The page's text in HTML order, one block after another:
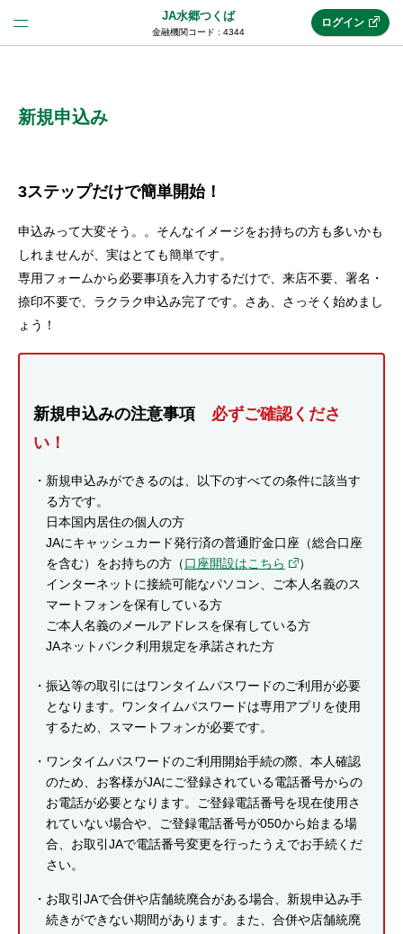
JA水郷つくば
金融機関コード : 4344
メリット
機能・サービス
セキュリティ
使い方
困った時は
ログイン
新規申込み
3ステップだけで簡単開始！
申込みって大変そう。。そんなイメージをお持ちの方も多いかも
しれませんが、実はとても簡単です。
専用フォームから必要事項を入力するだけで、来店不要、署名・
捺印不要で、ラクラク申込み完了です。さあ、さっそく始めまし
ょう！
新規申込みの注意事項 必ずご確認くださ
い！
新規申込みができるのは、以下のすべての条件に該当す
る方です。
日本国内居住の個人の方
JAにキャッシュカード発行済の普通貯金口座（総合口座
を含む）をお持ちの方（口座開設はこちら
）
インターネットに接続可能なパソコン、ご本人名義のス
マートフォンを保有している方
ご本人名義のメールアドレスを保有している方
JAネットバンク利用規定を承諾された方
振込等の取引にはワンタイムパスワードのご利用が必要
となります。ワンタイムパスワードは専用アプリを使用
するため、スマートフォンが必要です。
ワンタイムパスワードのご利用開始手続の際、本人確認
のため、お客様がJAにご登録されている電話番号からの
お電話が必要となります。ご登録電話番号を現在使用さ
れていない場合や、ご登録電話番号が050から始まる場
合、お取引JAで電話番号変更を行ったうえでお手続くだ
さい。
お取引JAで合併や店舗統廃合がある場合、新規申込み手
続きができない期間があります。また、合併や店舗統廃